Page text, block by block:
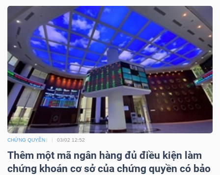
CHỨNG QUYỀN 03/02 12:52
Thêm một mã ngân hàng đủ điều kiện làm
chứng khoán cơ sở của chứng quyền có bảo
TIỆN
ÍCH
BẤT
ĐỘNG
SẢN
Mã
chứng